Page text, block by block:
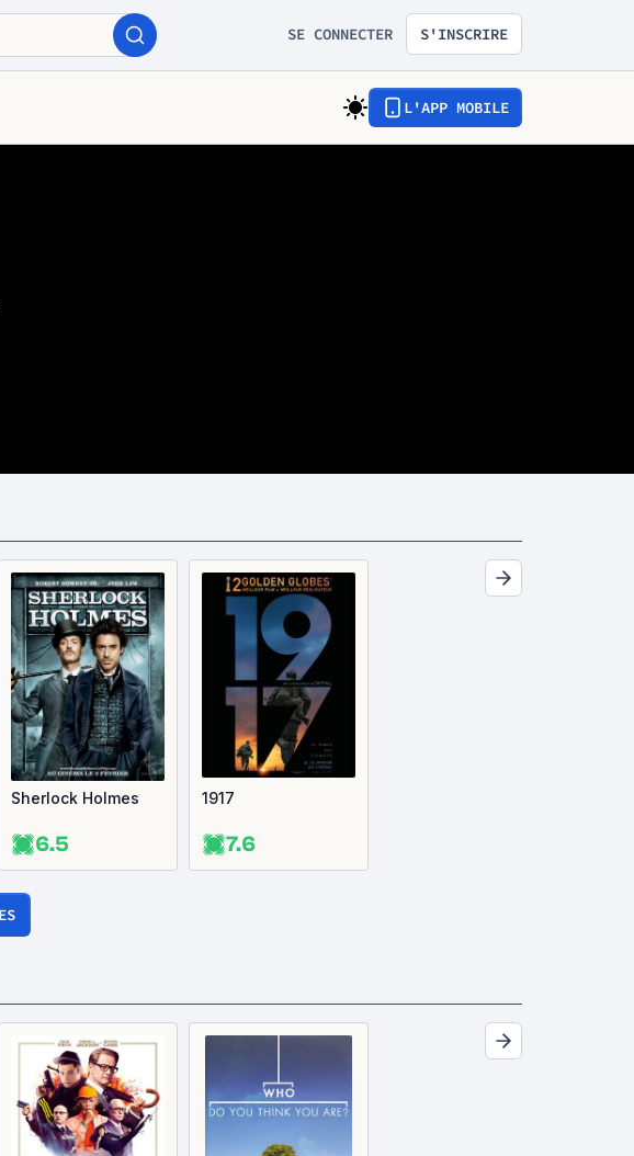
SE CONNECTER S'INSCRIRE
L'APP MOBILE
Sherlock Holmes
6.5
1917
7.6